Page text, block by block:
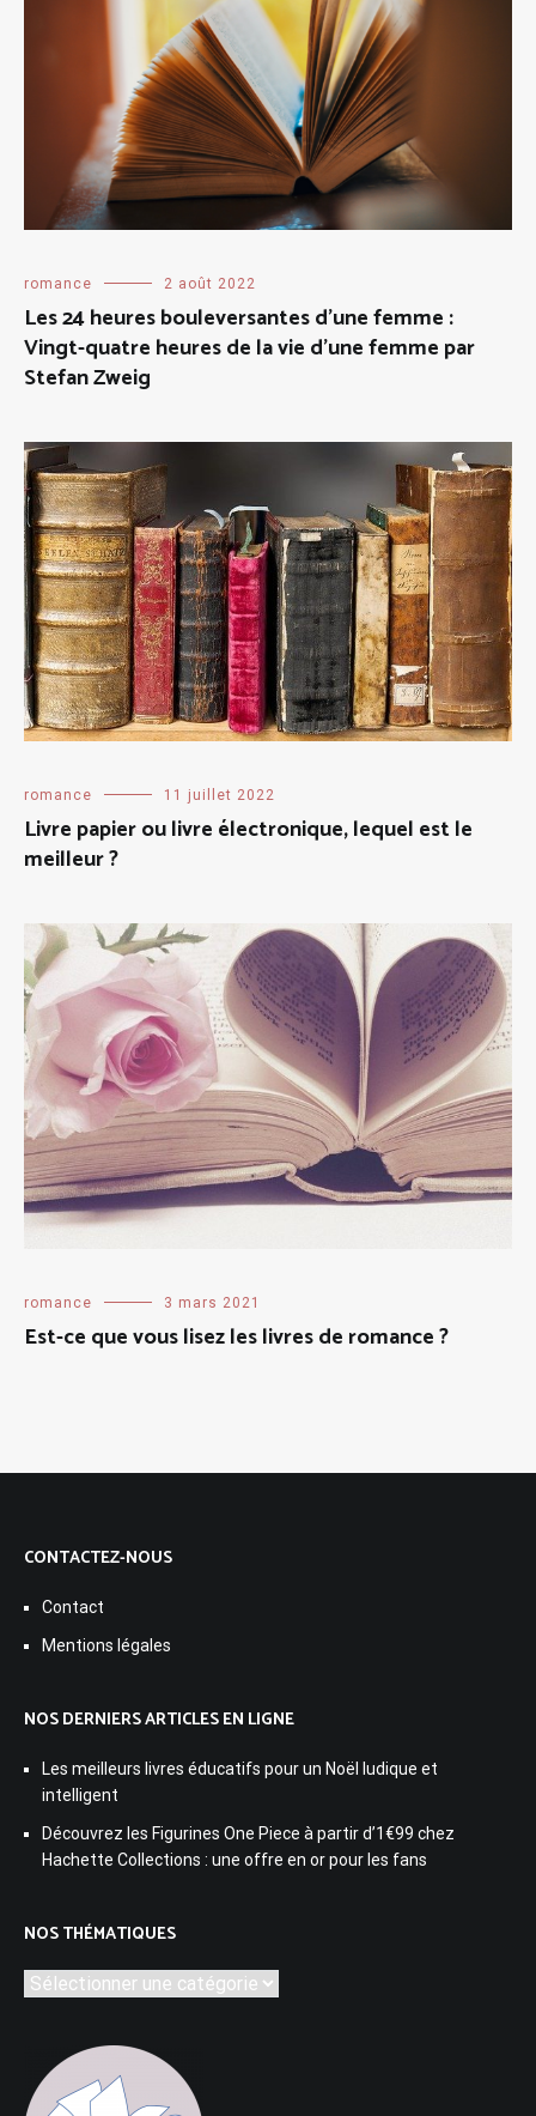
romance 2 août 2022
Les 24 heures bouleversantes d’une femme :
Vingt-quatre heures de la vie d’une femme par
Stefan Zweig
romance 11 juillet 2022
Livre papier ou livre électronique, lequel est le
meilleur ?
romance 3 mars 2021
Est-ce que vous lisez les livres de romance ?
CONTACTEZ-NOUS
Contact
Mentions légales
NOS DERNIERS ARTICLES EN LIGNE
Les meilleurs livres éducatifs pour un Noël ludique et
intelligent
Découvrez les Figurines One Piece à partir d’1€99 chez
Hachette Collections : une offre en or pour les fans
NOS THÉMATIQUES
Nos
thématiques